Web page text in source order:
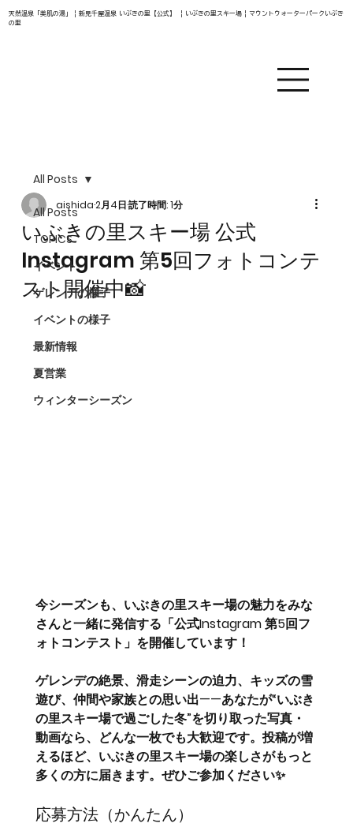
天然温泉「美肌の湯」 | 新見千屋温泉 いぶきの里【公式】 | いぶきの里スキー場 | マウントウォーターパークいぶき
の里
All Posts
TOPICS
イベント
ゲレンデの様子
イベントの様子
最新情報
夏営業
ウィンターシーズン
All Posts
いぶきの里スキー場 公式
Instagram 第5回フォトコンテ
スト開催中📸
aishida2月4日読了時間: 1分
今シーズンも、 いぶきの里スキー場の魅力をみな
さんと一緒に発信する 「公式Instagram 第5回フ
ォトコンテスト」を開催しています！
ゲレンデの絶景、滑走シーンの迫力、キッズの雪
遊び、仲間や家族との思い出——あなたが“いぶき
の里スキー場で過ごした冬”を切り取った写真・
動画なら、どんな一枚でも大歓迎です。投稿が増
えるほど、いぶきの里スキー場の楽しさがもっと
多くの方に届きます。ぜひご参加ください✨
応募方法（かんたん）